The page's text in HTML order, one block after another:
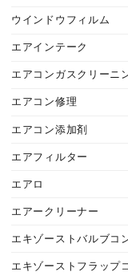
ウインドウフィルム
エアインテーク
エアコンガスクリーニ
エアコン修理
エアコン添加剤
エアフィルター
エアロ
エアークリーナー
エキゾーストバルブコ
エキゾーストフラップ